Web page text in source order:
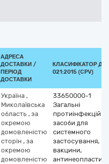
АДРЕСА
ДОСТАВКИ /
ПЕРІОД
ДОСТАВКИ
КЛАСИФІКАТОР ДК
021:2015 (CPV)
Україна ,
Миколаївська
область , за
окремою
домовленістю
сторін , за
окремою
домовленістю
33650000-1
Загальні
протиінфекційні
засоби для
системного
застосування,
вакцини,